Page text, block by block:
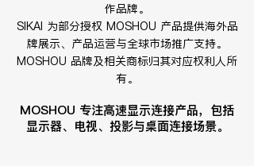
作品牌。
SIKAI 为部分授权 MOSHOU 产品提供海外品
牌展示、产品运营与全球市场推广支持。
MOSHOU 品牌及相关商标归其对应权利人所
有。
MOSHOU 专注高速显示连接产品，包括
显示器、电视、投影与桌面连接场景。